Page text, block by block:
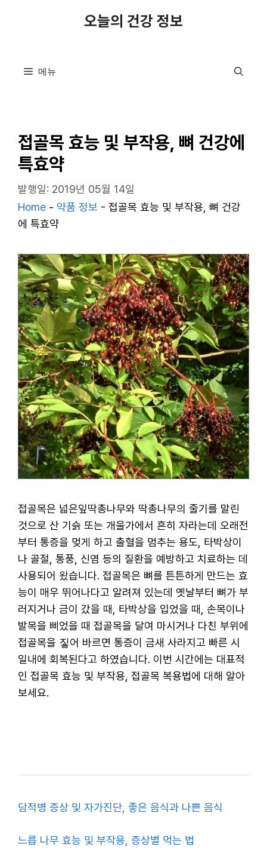
오늘의 건강 정보
메뉴
접골목 효능 및 부작용, 뼈 건강에
특효약
발행일: 2019년 05월 14일
Home - 약품 정보 - 접골목 효능 및 부작용, 뼈 건강
에 특효약
접골목은 넓은잎딱총나무와 딱총나무의 줄기를 말린
것으로 산 기슭 또는 개울가에서 흔히 자라는데 오래전
부터 통증을 멎게 하고 출혈을 멈추는 용도, 타박상이
나 골절, 통풍, 신염 등의 질환을 예방하고 치료하는 데
사용되어 왔습니다. 접골목은 뼈를 튼튼하게 만드는 효
능이 매우 뛰어나다고 알려져 있는데 옛날부터 뼈가 부
러지거나 금이 갔을 때, 타박상을 입었을 때, 손목이나
발목을 삐었을 때 접골목을 달여 마시거나 다친 부위에
접골목을 짛어 바르면 통증이 금새 사라지고 빠른 시
일내에 회복된다고 하였습니다. 이번 시간에는 대표적
인 접골목 효능 및 부작용, 접골목 복용법에 대해 알아
보세요.
담적병 증상 및 자가진단, 좋은 음식과 나쁜 음식
느릅 나무 효능 및 부작용, 증상별 먹는 법